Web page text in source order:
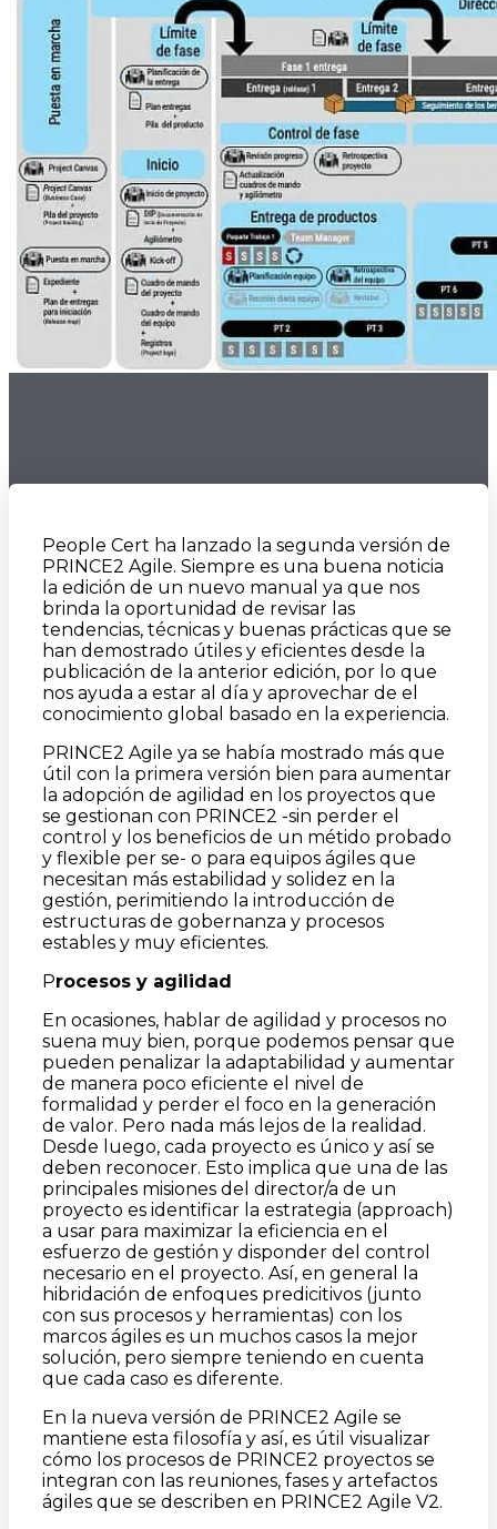
People Cert ha lanzado la segunda versión de
PRINCE2 Agile. Siempre es una buena noticia
la edición de un nuevo manual ya que nos
brinda la oportunidad de revisar las
tendencias, técnicas y buenas prácticas que se
han demostrado útiles y eficientes desde la
publicación de la anterior edición, por lo que
nos ayuda a estar al día y aprovechar de el
conocimiento global basado en la experiencia.
PRINCE2 Agile ya se había mostrado más que
útil con la primera versión bien para aumentar
la adopción de agilidad en los proyectos que
se gestionan con PRINCE2 -sin perder el
control y los beneficios de un métido probado
y flexible per se- o para equipos ágiles que
necesitan más estabilidad y solidez en la
gestión, perimitiendo la introducción de
estructuras de gobernanza y procesos
estables y muy eficientes.
Procesos y agilidad
En ocasiones, hablar de agilidad y procesos no
suena muy bien, porque podemos pensar que
pueden penalizar la adaptabilidad y aumentar
de manera poco eficiente el nivel de
formalidad y perder el foco en la generación
de valor. Pero nada más lejos de la realidad.
Desde luego, cada proyecto es único y así se
deben reconocer. Esto implica que una de las
principales misiones del director/a de un
proyecto es identificar la estrategia (approach)
a usar para maximizar la eficiencia en el
esfuerzo de gestión y disponder del control
necesario en el proyecto. Así, en general la
hibridación de enfoques predicitivos (junto
con sus procesos y herramientas) con los
marcos ágiles es un muchos casos la mejor
solución, pero siempre teniendo en cuenta
que cada caso es diferente.
En la nueva versión de PRINCE2 Agile se
mantiene esta filosofía y así, es útil visualizar
cómo los procesos de PRINCE2 proyectos se
integran con las reuniones, fases y artefactos
ágiles que se describen en PRINCE2 Agile V2.